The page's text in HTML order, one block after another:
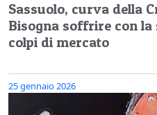
Sassuolo, curva della
Bisogna soffrire con
colpi di mercato
25 gennaio 2026